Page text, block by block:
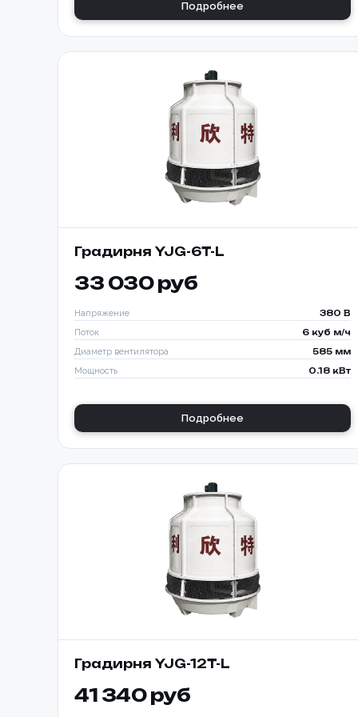
Подробнее
Градирня YJG-6T-L
33 030 руб
Напряжение 380 В
Поток 6 куб м/ч
Диаметр вентилятора 585 мм
Мощность 0.18 кВт
Подробнее
Градирня YJG-12T-L
41 340 руб
Способ